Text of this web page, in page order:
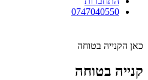
0747040550
כאן הקנייה בטוחה
קנייה בטוחה